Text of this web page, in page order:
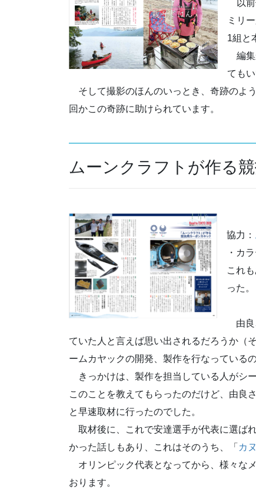
以前
ミリ
1組と
編集
ても
そして撮影のほんのいっとき、奇跡のよ
回かこの奇跡に助けられています。
ムーンクラフトが作る
協力：
・カ
これ
った
由良
ていた人と言えば思い出されるだろうか（
ームカヤックの開発、製作を行なっているの
きっかけは、製作を担当している人がシ
このことを教えてもらったのだけど、由良
と早速取材に行ったのでした。
取材後に、これで安達選手が代表に選ば
かった話しもあり、これはそのうち、「 カ
オリンピック代表となってから、様々な
おります。